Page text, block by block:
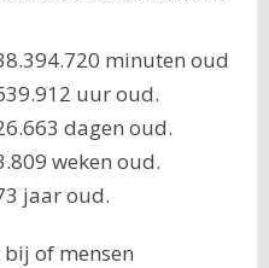
minuten oud
uur oud.
dagen oud.
weken oud.
jaar oud.
of mensen